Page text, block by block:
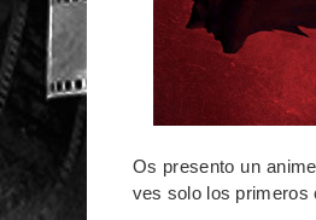
Os presento un
ves solo los primeros